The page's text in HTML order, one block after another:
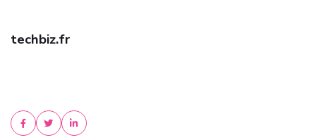
techbiz.fr